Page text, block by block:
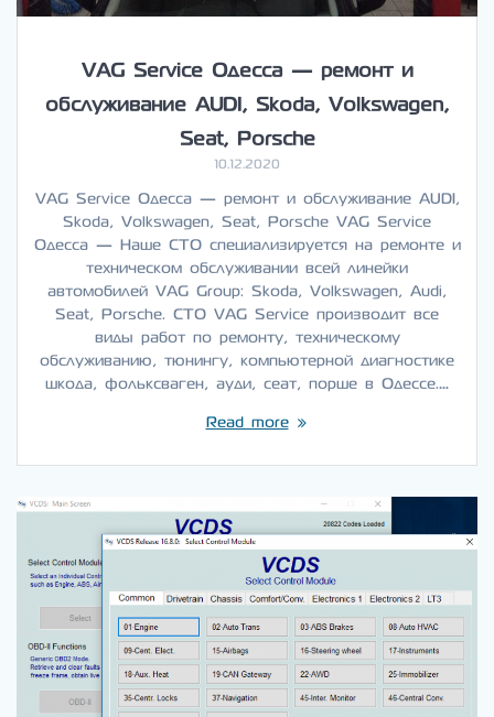
VAG Service Одесса — ремонт и
обслуживание AUDI, Skoda, Volkswagen,
Seat, Porsche
10.12.2020
VAG Service Одесса — ремонт и обслуживание AUDI,
Skoda, Volkswagen, Seat, Porsche VAG Service
Одесса — Наше СТО специализируется на ремонте и
техническом обслуживании всей линейки
автомобилей VAG Group: Skoda, Volkswagen, Audi,
Seat, Porsche. СТО VAG Service производит все
виды работ по ремонту, техническому
обслуживанию, тюнингу, компьютерной диагностике
шкода, фольксваген, ауди, сеат, порше в Одессе.…
Read more